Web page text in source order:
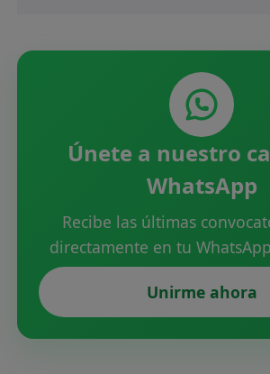
Únete a nuestro
WhatsApp
Recibe las últimas
directamente en tu
Unirme ahora